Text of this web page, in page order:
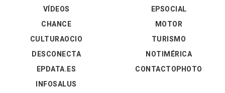
VÍDEOS
EPSOCIAL
CHANCE
CULTURAOCIO
DESCONECTA
EPDATA.ES
INFOSALUS
MOTOR
TURISMO
NOTIMÉRICA
CONTACTOPHOTO